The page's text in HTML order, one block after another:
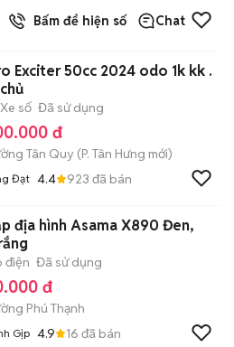
1đã bán
Bấm để hiện số Chat
Exciter 50cc 2024 odo 1k kk .
Xe số Đã sử dụng
đ
Tân Quy (P. Tân Hưng mới)
Đạt 4.4 923 đã bán
địa hình Asama X890 Đen,
điện Đã sử dụng
đ
Phú Thạnh
Gịp 4.9 16 đã bán